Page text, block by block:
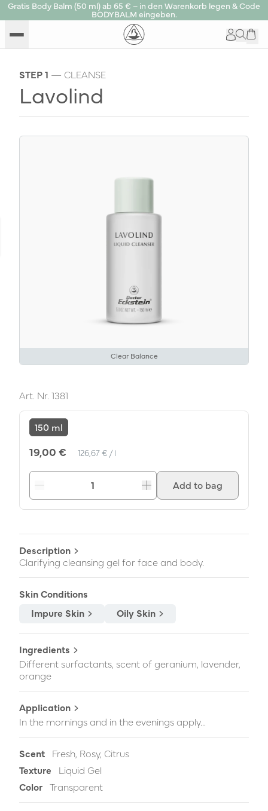
Gratis Body Balm (50 ml) ab 65 € – in den Warenkorb legen & Code
BODYBALM eingeben.
STEP 1 — CLEANSE
Lavolind
Clear Balance
Art. Nr. 1381
150 ml
19,00 € Unit Price
126,67 € / per
l
IncreaseAdd to bag
Description
Clarifying cleansing gel for face and body.
Skin Conditions
Impure Skin
Oily Skin
Ingredients
Different surfactants, scent of geranium, lavender,
orange
Application
In the mornings and in the evenings apply...
Scent Fresh, Rosy, Citrus
Texture
Liquid Gel
Color Transparent